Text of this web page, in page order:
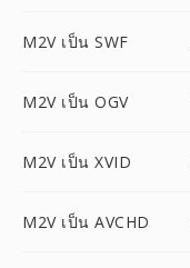
M2V เป็น SWF
M2V เป็น OGV
M2V เป็น XVID
M2V เป็น AVCHD